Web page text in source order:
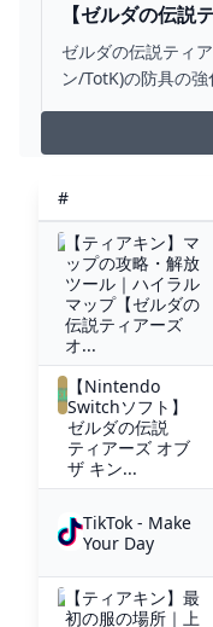
【ゼルダの伝説
具の強化方法と大
ム攻略サイト
ゼルダの伝説ティ
ン/TotK)の防具の
#
【ティアキン】マ
ップの攻略・解放
ツール｜ハイラル
マップ【ゼルダの
伝説ティアーズ
オ...
【Nintendo
Switchソフト】
ゼルダの伝説
ティアーズ オブ
ザ キン...
TikTok - Make
Your Day
【ティアキン】最
初の服の場所｜上